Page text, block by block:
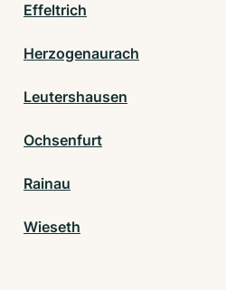
Effeltrich
Herzogenaurach
Leutershausen
Ochsenfurt
Rainau
Wieseth